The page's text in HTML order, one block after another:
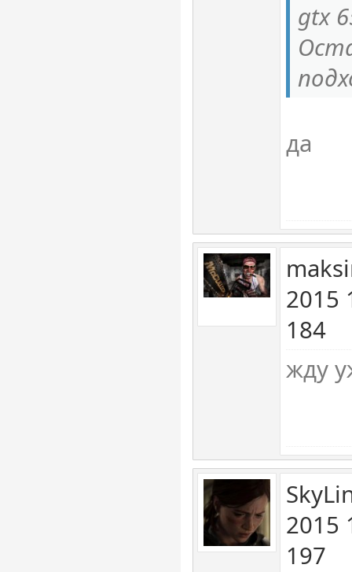
gtx
да
2015
184
жду
2015
197